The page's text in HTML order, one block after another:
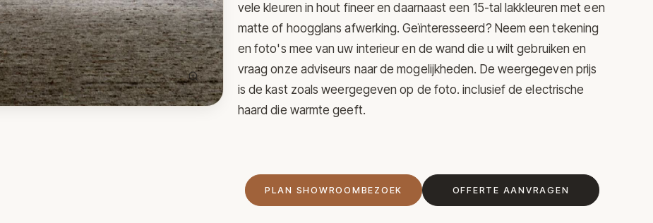
vele kleuren in hout fineer en daarnaast een 15-tal lakkleuren met een
matte of hoogglans afwerking. Geïnteresseerd? Neem een tekening
en foto's mee van uw interieur en de wand die u wilt gebruiken en
vraag onze adviseurs naar de mogelijkheden. De weergegeven prijs
is de kast zoals weergegeven op de foto. inclusief de electrische
haard die warmte geeft.
PLAN SHOWROOMBEZOEK OFFERTE AANVRAGEN